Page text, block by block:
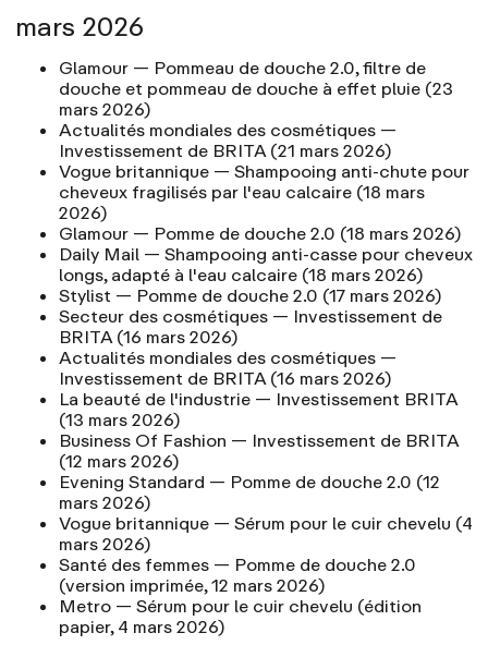
mars 2026
Glamour — Pommeau de douche 2.0, filtre de
douche et pommeau de douche à effet pluie (23
mars 2026)
Actualités mondiales des cosmétiques —
Investissement de BRITA (21 mars 2026)
Vogue britannique — Shampooing anti-chute pour
cheveux fragilisés par l'eau calcaire (18 mars
2026)
Glamour — Pomme de douche 2.0 (18 mars 2026)
Daily Mail — Shampooing anti-casse pour cheveux
longs, adapté à l'eau calcaire (18 mars 2026)
Stylist — Pomme de douche 2.0 (17 mars 2026)
Secteur des cosmétiques — Investissement de
BRITA (16 mars 2026)
Actualités mondiales des cosmétiques —
Investissement de BRITA (16 mars 2026)
La beauté de l'industrie — Investissement BRITA
(13 mars 2026)
Business Of Fashion — Investissement de BRITA
(12 mars 2026)
Evening Standard — Pomme de douche 2.0 (12
mars 2026)
Vogue britannique — Sérum pour le cuir chevelu (4
mars 2026)
Santé des femmes — Pomme de douche 2.0
(version imprimée, 12 mars 2026)
Metro — Sérum pour le cuir chevelu (édition
papier, 4 mars 2026)